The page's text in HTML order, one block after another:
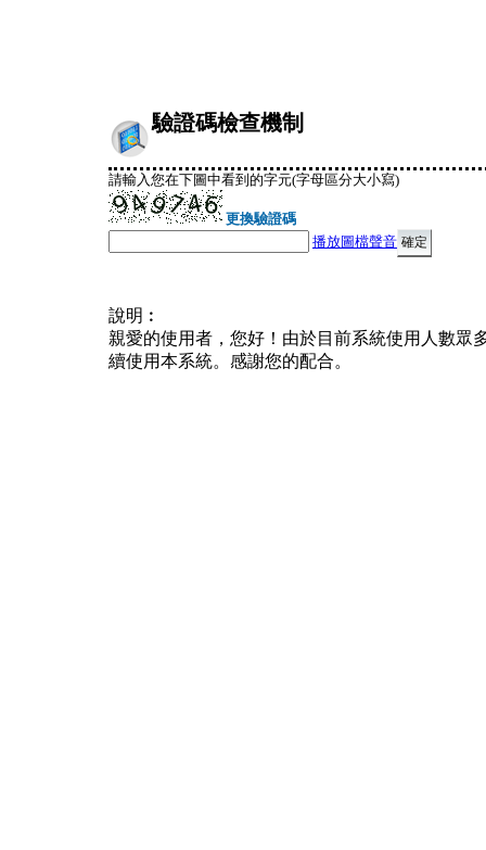
驗證碼檢查機制
請輸入您在下圖中看到的字元(字母區分大小寫)
更換驗證碼
播放圖檔聲音
說明︰
親愛的使用者，您好！由於目前系統使用人數眾
續使用本系統。感謝您的配合。